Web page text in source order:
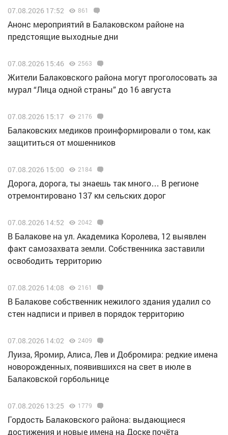
07.08.2026 17:52 861
Анонс мероприятий в Балаковском районе на
предстоящие выходные дни
07.08.2026 15:46 2563
Жители Балаковского района могут проголосовать за
мурал “Лица одной страны” до 16 августа
07.08.2026 15:17 2176
Балаковских медиков проинформировали о том, как
защититься от мошенников
07.08.2026 15:00 2184
Дорога, дорога, ты знаешь так много… В регионе
отремонтировано 137 км сельских дорог
07.08.2026 14:52 2042
В Балакове на ул. Академика Королева, 12 выявлен
факт самозахвата земли. Собственника заставили
освободить территорию
07.08.2026 14:08 2161
В Балакове собственник нежилого здания удалил со
стен надписи и привел в порядок территорию
07.08.2026 14:02 2409
Луиза, Яромир, Алиса, Лев и Добромира: редкие имена
новорожденных, появившихся на свет в июле в
Балаковской горбольнице
07.08.2026 13:25 1779
Гордость Балаковского района: выдающиеся
достижения и новые имена на Доске почёта